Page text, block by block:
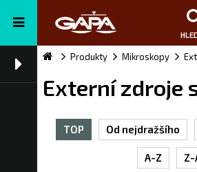
Produkty Mikroskopy
Externí zdroje
TOP Od nejdražšího
A-Z Z-